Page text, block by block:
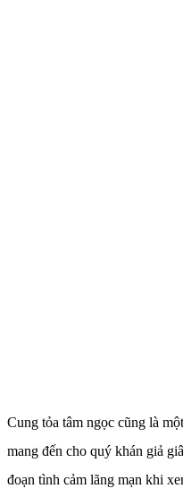
Cung tỏa tâm ngọc cũng là
mang đến cho quý khán giả
đoạn tình cảm lãng mạn khi